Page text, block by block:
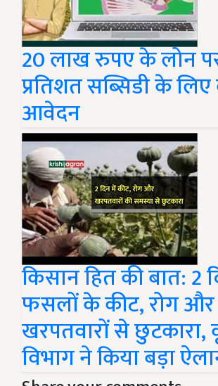
20 लाख रुपए के लोन
प्रतिशत सब्सिडी के
आवेदन
किसान हित की बात: 2
फसलों के कीट, रोग और
खरपतवारों से छुटकारा,
विभाग ने किया बड़ा